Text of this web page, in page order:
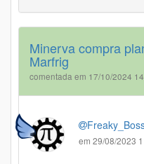
Minerva compra
Marfrig
comentada em 17/10/2024
em 29/08/2023